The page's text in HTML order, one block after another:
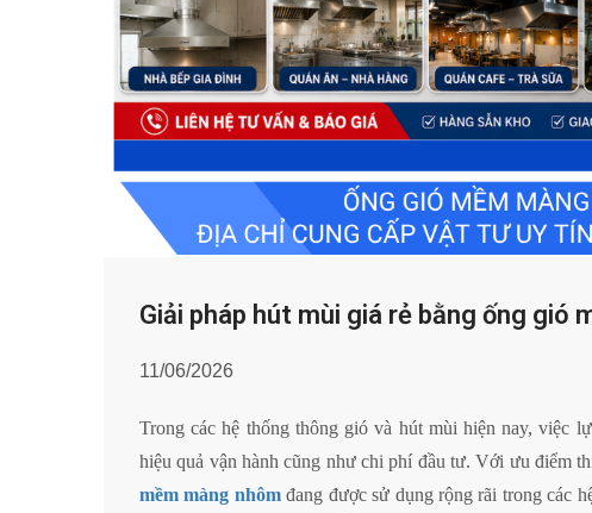
Giải pháp hút mùi giá rẻ bằng ống gió
11/06/2026
Trong các hệ thống thông gió và hút mùi hiện nay, việc
hiệu quả vận hành cũng như chi phí đầu tư. Với ưu điểm
mềm màng nhômđang được sử dụng rộng rãi trong các